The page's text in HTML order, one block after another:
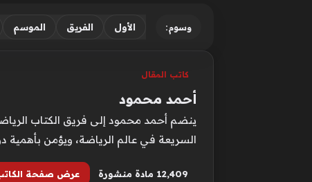
وسوم: الأول الفريق الموسم
كاتب المقال
أحمد محمود
ينضم أحمد محمود إلى فريق الكتاب
السريعة في عالم الرياضة، ويؤمن
12٬409 مادة منشورة عرض صفحة